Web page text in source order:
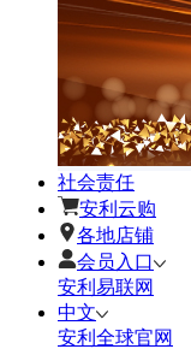
社会责任
安利云购
各地店铺
会员入口
安利易联网
中文
安利全球官网